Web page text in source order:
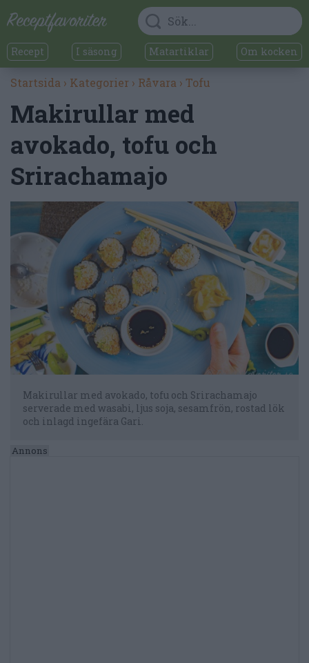
Recept I säsong Matartiklar Om kocken
Startsida › Kategorier › Råvara › Tofu
Makirullar med
avokado, tofu och
Srirachamajo
Makirullar med avokado, tofu och Srirachamajo
serverade med wasabi, ljus soja, sesamfrön, rostad lök
och inlagd ingefära Gari.